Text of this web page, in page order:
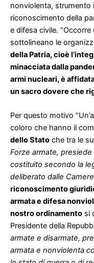
nonviolenta, strumento
riconoscimento della
e difesa civile.
sottolineano le
della Patria, cioè
minacciata dalla
armi nucleari, è
un sacro dovere che
Per questo motivo
coloro che hanno il
dello Stato che tra le
Forze armate,
costituito secondo la
deliberato dalle Camere
riconoscimento
armata e difesa
nostro ordinamento si
Presidente della
armate e disarmate,
armata e nonviolenta